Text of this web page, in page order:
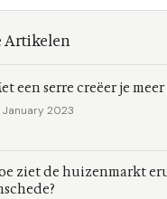
Artikelen
een serre creëer je
January 2023
ziet de huizenmarkt